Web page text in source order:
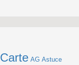
Carte AG Astuce